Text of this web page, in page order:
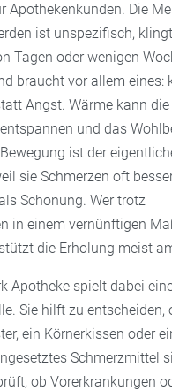
Apothekenkunden. Die
ist unspezifisch, klingt
Tagen oder wenigen
braucht vor allem eines:
Angst. Wärme kann die
und das
ist der
sie Schmerzen oft
Schonung. Wer trotz
in einem vernünftigen
die Erholung meist
Apotheke spielt dabei
Sie hilft zu entscheiden,
ein Körnerkissen oder
Schmerzmittel
ob Vorerkrankungen